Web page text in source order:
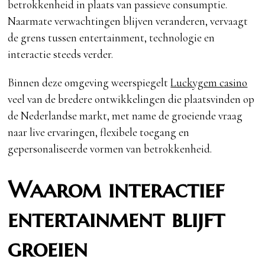
betrokkenheid in plaats van passieve consumptie.
Naarmate verwachtingen blijven veranderen, vervaagt
de grens tussen entertainment, technologie en
interactie steeds verder.
Binnen deze omgeving weerspiegeltLuckygem casino
veel van de bredere ontwikkelingen die plaatsvinden op
de Nederlandse markt, met name de groeiende vraag
naar live ervaringen, flexibele toegang en
gepersonaliseerde vormen van betrokkenheid.
Waarom interactief
entertainment blijft
groeien